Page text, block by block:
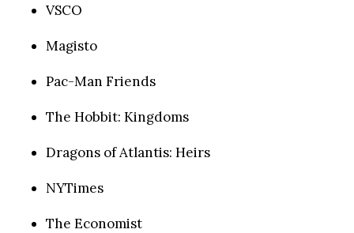
VSCO
Magisto
Pac-Man Friends
The Hobbit: Kingdoms
Dragons of Atlantis: Heirs
NYTimes
The Economist